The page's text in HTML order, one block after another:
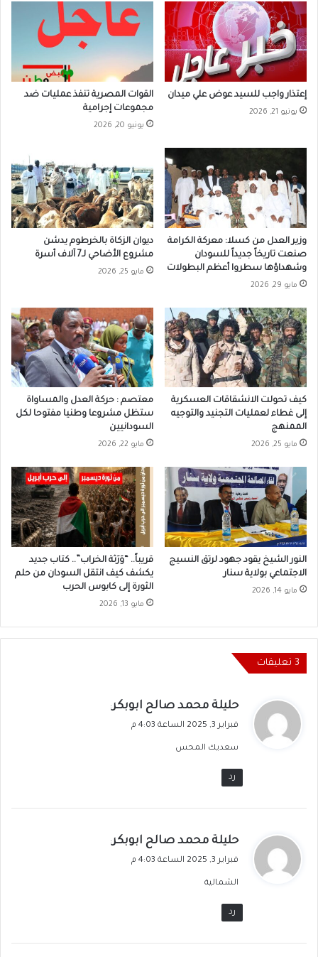
إعتذار واجب للسيد عوض علي ميدان
يونيو 21, 2026
القوات المصرية تنفذ عمليات ضد
مجموعات إجرامية
يونيو 20, 2026
وزير العدل من كسلا: معركة الكرامة
صنعت تاريخاً جديداً للسودان
وشهداؤها سطروا أعظم البطولات
مايو 29, 2026
ديوان الزكاة بالخرطوم يدشن
مشروع الأضاحي لـ7 آلاف أسرة
مايو 25, 2026
كيف تحولت الانشقاقات العسكرية
إلى غطاء لعمليات التجنيد والتوجيه
الممنهج
مايو 25, 2026
معتصم : حركة العدل والمساواة
ستظل مشروعا وطنيا مفتوحا لكل
السودانيين
مايو 22, 2026
النور الشيخ يقود جهود لرتق النسيج
الاجتماعي بولاية سنار
مايو 14, 2026
قريباً.. “وَرَثة الخراب”.. كتاب جديد
يكشف كيف انتقل السودان من حلم
الثورة إلى كابوس الحرب
مايو 13, 2026
‫3 تعليقات
ي
ق
ل
حليلة محمد صالح ابوبكر:
فبراير 3, 2025 الساعة 4:03 م
سعديك المحس
رد
ي
ق
ل
حليلة محمد صالح ابوبكر:
فبراير 3, 2025 الساعة 4:03 م
الشمالية
رد